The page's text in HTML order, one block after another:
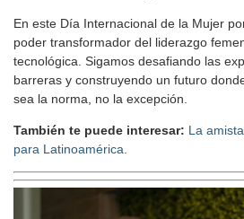
En este Día Internacional de la Mujer
poder transformador del liderazgo
tecnológica. Sigamos desafiando las
barreras y construyendo un futuro
sea la norma, no la excepción.
También te puede interesar: La
para Latinoamérica.